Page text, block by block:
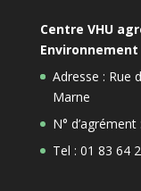
Centre VHU
Environnement
Adresse : Rue
Marne
N°
Tel : 01 83 64